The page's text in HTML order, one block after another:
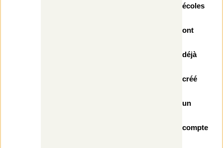
écoles
ont
déjà
créé
un
compte